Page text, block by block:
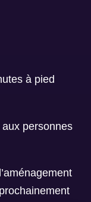
à pied
personnes